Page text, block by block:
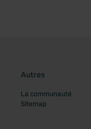
Autres
La communauté
Sitemap